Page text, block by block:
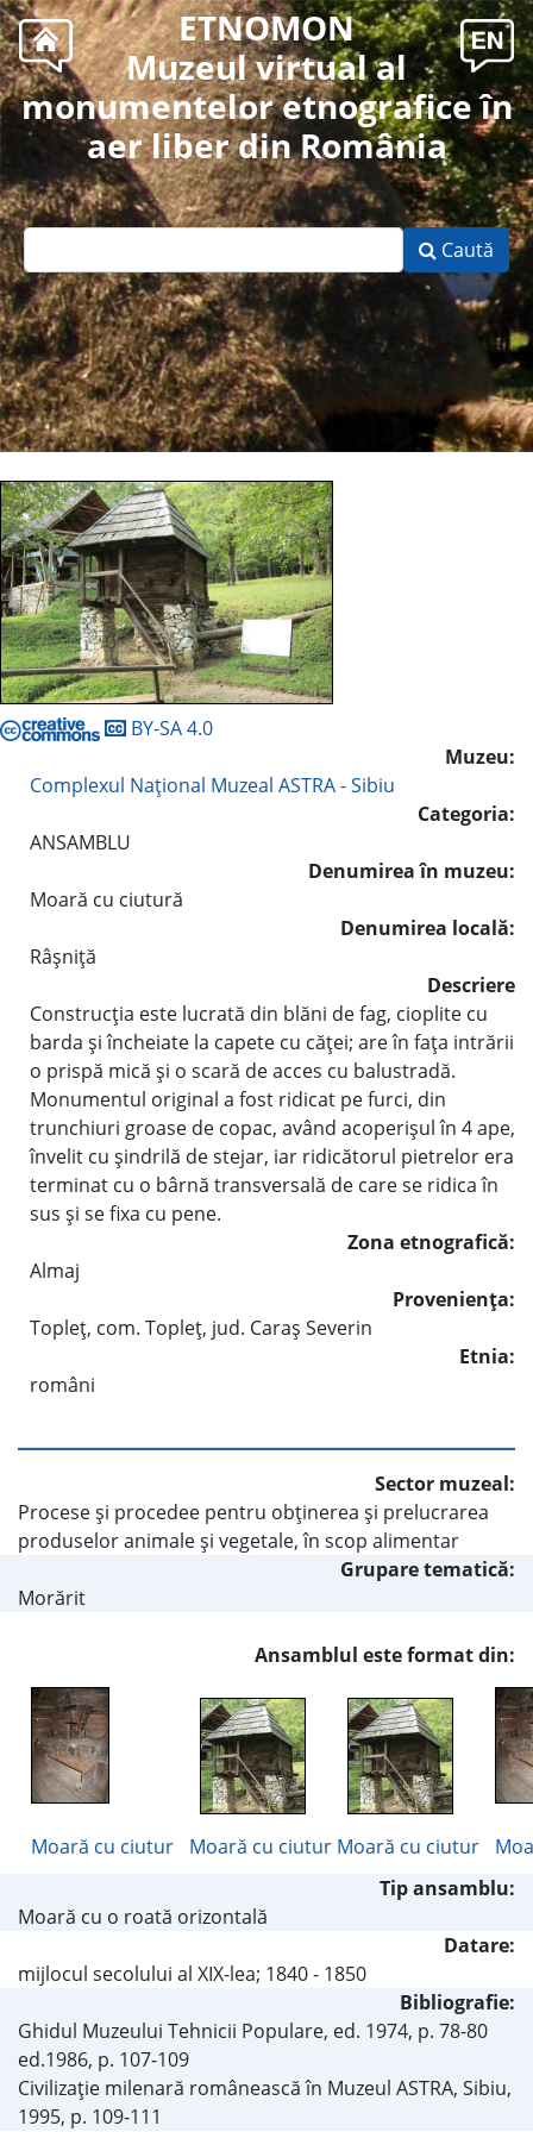
ETNOMON
Muzeul virtual al
monumentelor etnografice în
aer liber din România
Caută
BY-SA 4.0
Muzeu:
Complexul Naţional Muzeal ASTRA - Sibiu
Categoria:
ANSAMBLU
Denumirea în muzeu:
Moară cu ciutură
Denumirea locală:
Râşniţă
Descriere
Construcţia este lucrată din blăni de fag, cioplite cu
barda şi încheiate la capete cu căţei; are în faţa intrării
o prispă mică şi o scară de acces cu balustradă.
Monumentul original a fost ridicat pe furci, din
trunchiuri groase de copac, având acoperişul în 4 ape,
învelit cu şindrilă de stejar, iar ridicătorul pietrelor era
terminat cu o bârnă transversală de care se ridica în
sus şi se fixa cu pene.
Zona etnografică:
Almaj
Provenienţa:
Topleţ, com. Topleţ, jud. Caraş Severin
Etnia:
români
Sector muzeal:
Procese şi procedee pentru obţinerea şi prelucrarea
produselor animale şi vegetale, în scop alimentar
Grupare tematică:
Morărit
Ansamblul este format din:
Moară cu ciutur Moară cu ciutur Moară cu ciutur
Tip ansamblu:
Moară cu o roată orizontală
Datare:
mijlocul secolului al XIX-lea; 1840 - 1850
Bibliografie:
Ghidul Muzeului Tehnicii Populare, ed. 1974, p. 78-80
ed.1986, p. 107-109
Civilizaţie milenară românească în Muzeul ASTRA, Sibiu,
1995, p. 109-111